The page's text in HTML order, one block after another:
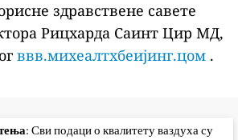
здравствене савете
Рицхарда Саинт Цир МД,
ввв.михеалтхбеијинг.цом .
: Сви подаци о квалитету ваздуха су